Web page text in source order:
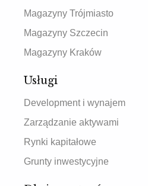
Magazyny Trójmiasto
Magazyny Szczecin
Magazyny Kraków
Usługi
Development i wynajem
Zarządzanie aktywami
Rynki kapitałowe
Grunty inwestycyjne